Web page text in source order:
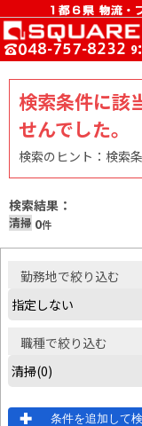
検索条件に該
せんでした。
検索のヒント：検索
検索結果：
清掃 0件
勤務地で絞り込む
職種で絞り込む
条件を追加して